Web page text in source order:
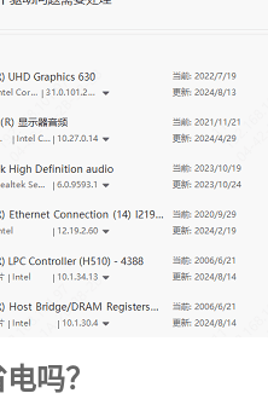
吗？